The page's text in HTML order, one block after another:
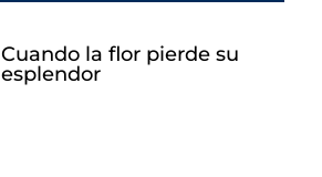
Cuando la flor pierde su
esplendor